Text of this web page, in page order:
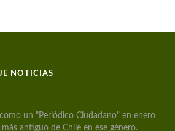
NOTICIAS
un "Periódico Ciudadano" en enero
antiguo de Chile en ese género.